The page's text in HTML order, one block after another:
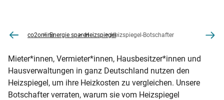
co2onlineEnergie sparenHeizspiegelHeizspiegel-Botschafter
Mieter*innen, Vermieter*innen, Hausbesitzer*innen und
Hausverwaltungen in ganz Deutschland nutzen den
Heizspiegel, um ihre Heizkosten zu vergleichen. Unsere
Botschafter verraten, warum sie vom Heizspiegel